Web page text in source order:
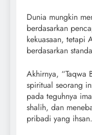
Dunia mungkin
berdasarkan
kekuasaan, tetapi
berdasarkan
Akhirnya, “Taqwa
spiritual seorang
pada teguhnya
shalih, dan
pribadi yang ihsan.